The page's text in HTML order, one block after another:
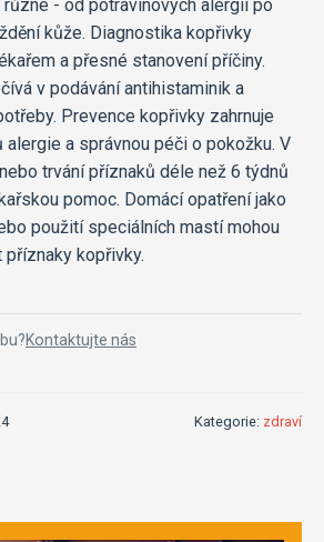
- od potravinových alergií po
kůže. Diagnostika kopřivky
a přesné stanovení příčiny.
v podávání antihistaminik a
Prevence kopřivky zahrnuje
a správnou péči o pokožku. V
trvání příznaků déle než 6 týdnů
pomoc. Domácí opatření jako
použití speciálních mastí mohou
kopřivky.
Kontaktujte nás
Kategorie: zdraví